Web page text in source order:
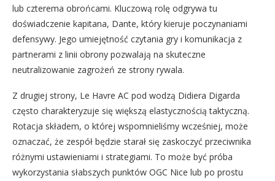
lub czterema obrońcami. Kluczową rolę odgrywa tu
doświadczenie kapitana, Dante, który kieruje poczynaniami
defensywy. Jego umiejętność czytania gry i komunikacja z
partnerami z linii obrony pozwalają na skuteczne
neutralizowanie zagrożeń ze strony rywala.
Z drugiej strony, Le Havre AC pod wodzą Didiera Digarda
często charakteryzuje się większą elastycznością taktyczną.
Rotacja składem, o której wspomnieliśmy wcześniej, może
oznaczać, że zespół będzie starał się zaskoczyć przeciwnika
różnymi ustawieniami i strategiami. To może być próba
wykorzystania słabszych punktów OGC Nice lub po prostu